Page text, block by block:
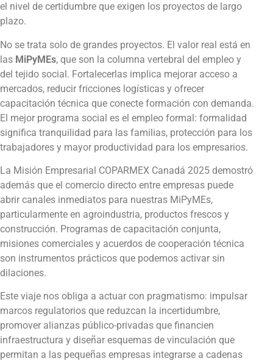
el nivel de certidumbre que exigen los proyectos de largo
plazo.
No se trata solo de grandes proyectos. El valor real está en
las MiPyMEs, que son la columna vertebral del empleo y
del tejido social. Fortalecerlas implica mejorar acceso a
mercados, reducir fricciones logísticas y ofrecer
capacitación técnica que conecte formación con demanda.
El mejor programa social es el empleo formal: formalidad
significa tranquilidad para las familias, protección para los
trabajadores y mayor productividad para los empresarios.
La Misión Empresarial COPARMEX Canadá 2025 demostró
además que el comercio directo entre empresas puede
abrir canales inmediatos para nuestras MiPyMEs,
particularmente en agroindustria, productos frescos y
construcción. Programas de capacitación conjunta,
misiones comerciales y acuerdos de cooperación técnica
son instrumentos prácticos que podemos activar sin
dilaciones.
Este viaje nos obliga a actuar con pragmatismo: impulsar
marcos regulatorios que reduzcan la incertidumbre,
promover alianzas público-privadas que financien
infraestructura y diseñar esquemas de vinculación que
permitan a las pequeñas empresas integrarse a cadenas